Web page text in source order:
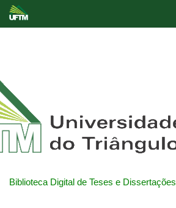
Biblioteca Digital de Teses e Dissertações